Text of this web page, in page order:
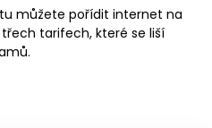
můžete pořídit internet na
tarifech, které se liší